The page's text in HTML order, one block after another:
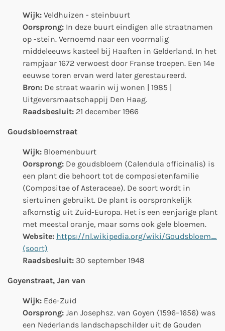
Wijk: Veldhuizen - steinbuurt
Oorsprong: In deze buurt eindigen alle straatnamen
op -stein. Vernoemd naar een voormalig
middeleeuws kasteel bij Haaften in Gelderland. In het
rampjaar 1672 verwoest door Franse troepen. Een 14e
eeuwse toren ervan werd later gerestaureerd.
Bron: De straat waarin wij wonen | 1985 |
Uitgeversmaatschappij Den Haag.
Raadsbesluit: 21 december 1966
Goudsbloemstraat
Wijk: Bloemenbuurt
Oorsprong: De goudsbloem (Calendula officinalis) is
een plant die behoort tot de composietenfamilie
(Compositae of Asteraceae). De soort wordt in
siertuinen gebruikt. De plant is oorspronkelijk
afkomstig uit Zuid-Europa. Het is een eenjarige plant
met meestal oranje, maar soms ook gele bloemen.
Website: https://nl.wikipedia.org/wiki/Goudsbloem_
(soort)
Raadsbesluit: 30 september 1948
Goyenstraat, Jan van
Wijk: Ede-Zuid
Oorsprong: Jan Josephsz. van Goyen (1596–1656) was
een Nederlands landschapschilder uit de Gouden